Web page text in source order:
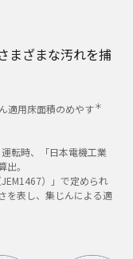
まざまな汚れを捕
適用床面積のめやす＊
転時、「日本電機工業
。
）」で定められ
を表し、集じんによる適